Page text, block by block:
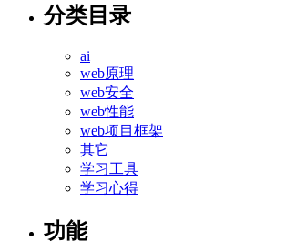
分类目录
ai
web原理
web安全
web性能
web项目框架
其它
学习工具
学习心得
功能